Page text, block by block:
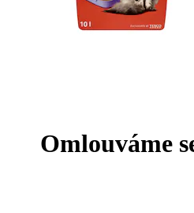
Omlouváme